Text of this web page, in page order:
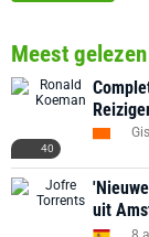
Meest gelezen
40
uit